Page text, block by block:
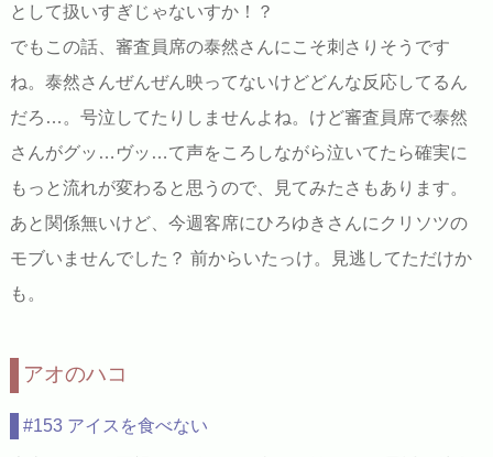
として扱いすぎじゃないすか！？
でもこの話、審査員席の泰然さんにこそ刺さりそうです
ね。泰然さんぜんぜん映ってないけどどんな反応してるん
だろ…。号泣してたりしませんよね。けど審査員席で泰然
さんがグッ…ヴッ…て声をころしながら泣いてたら確実に
もっと流れが変わると思うので、見てみたさもあります。
あと関係無いけど、今週客席にひろゆきさんにクリソツの
モブいませんでした？ 前からいたっけ。見逃してただけか
も。
アオのハコ
#153 アイスを食べない